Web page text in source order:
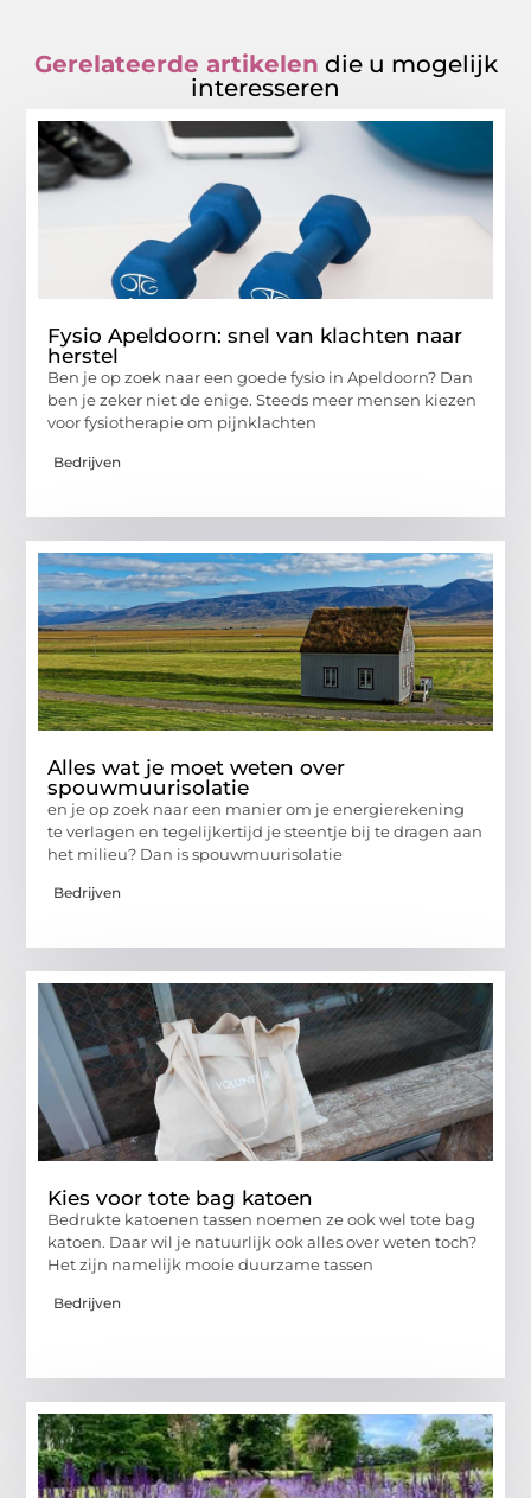
Gerelateerde artikelen die u mogelijk
interesseren
Fysio Apeldoorn: snel van klachten naar
herstel
Ben je op zoek naar een goede fysio in Apeldoorn? Dan
ben je zeker niet de enige. Steeds meer mensen kiezen
voor fysiotherapie om pijnklachten
Bedrijven
Alles wat je moet weten over
spouwmuurisolatie
en je op zoek naar een manier om je energierekening
te verlagen en tegelijkertijd je steentje bij te dragen aan
het milieu? Dan is spouwmuurisolatie
Bedrijven
Kies voor tote bag katoen
Bedrukte katoenen tassen noemen ze ook wel tote bag
katoen. Daar wil je natuurlijk ook alles over weten toch?
Het zijn namelijk mooie duurzame tassen
Bedrijven